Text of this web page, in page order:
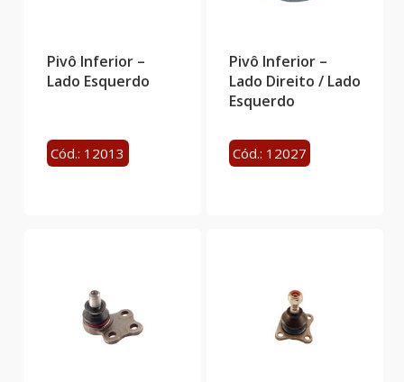
Pivô Inferior –
Lado Esquerdo
Cód.: 12013
Pivô Inferior –
Lado Direito / Lado
Esquerdo
Cód.: 12027